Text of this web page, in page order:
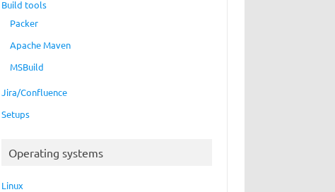
Build tools
Packer
Apache Maven
MSBuild
Jira/Confluence
Setups
Operating systems
Linux